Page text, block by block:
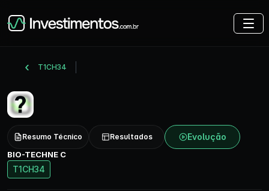
T1CH34
Resumo Técnico Resultados Evolução
BIO-TECHNE C
T1CH34